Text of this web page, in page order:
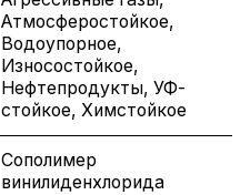
Атмосферостойкое,
Водоупорное,
Износостойкое,
Нефтепродукты, УФ-
стойкое, Химстойкое
Сополимер
винилиденхлорида